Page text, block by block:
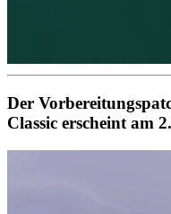
Der
Classic erscheint am